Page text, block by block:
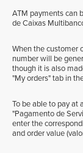
ATM payments can
de Caixas
When the customer
number will be
though it is also
"My orders" tab in
To be able to pay at
"Pagamento de
enter the
and order value